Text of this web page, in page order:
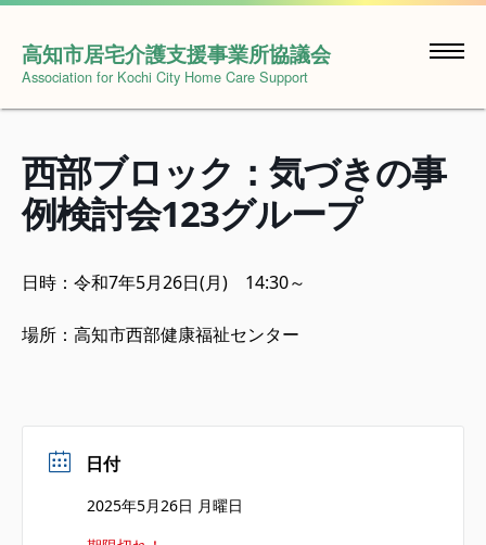
Skip
content
高知市居宅介護支援事業所協議会
Association for Kochi City Home Care Support
西部ブロック：気づきの事
例検討会123グループ
日時：令和7年5月26日(月) 14:30～
場所：高知市西部健康福祉センター
日付
2025年5月26日 月曜日